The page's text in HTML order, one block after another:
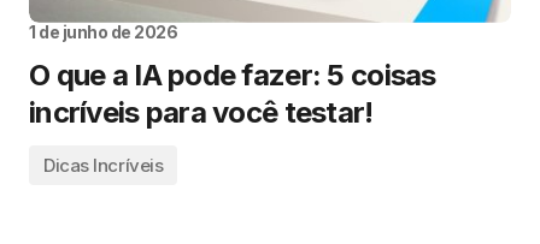
1 de junho de 2026
O que a IA pode fazer: 5 coisas
incríveis para você testar!
Dicas Incríveis